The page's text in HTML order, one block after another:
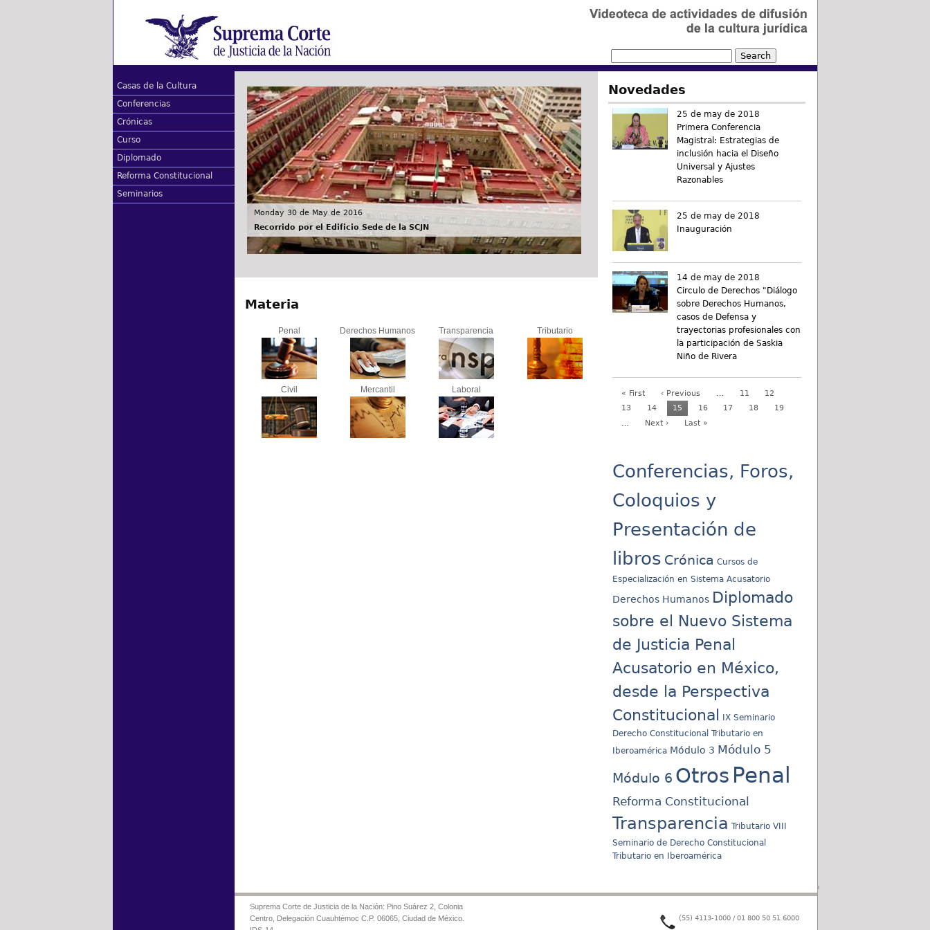
Casas de la Cultura
Conferencias
Crónicas
Curso
Diplomado
Reforma Constitucional
Seminarios
Recorrido por el Edificio Sede de la SCJN
Monday 30 de May de 2016
Materia
Penal Derechos Humanos Transparencia Tributario
Civil Mercantil Laboral
Novedades
25 de may de 2018
Primera Conferencia
Magistral: Estrategias de
inclusión hacia el Diseño
Universal y Ajustes
Razonables
25 de may de 2018
Inauguración
14 de may de 2018
Circulo de Derechos "Diálogo
sobre Derechos Humanos,
casos de Defensa y
trayectorias profesionales con
la participación de Saskia
Niño de Rivera
« First ‹ Previous … 11
12
13
14 15 16 17 18
19
…
Next › Last »
Conferencias, Foros,
Coloquios y
Presentación de
libros Crónica Cursos de
Especialización en Sistema Acusatorio
Derechos Humanos Diplomado
sobre el Nuevo Sistema
de Justicia Penal
Acusatorio en México,
desde la Perspectiva
Constitucional
IX Seminario
Derecho Constitucional Tributario en
Iberoamérica Módulo 3 Módulo 5
Módulo 6 Otros Penal
Reforma Constitucional
Transparencia Tributario VIII
Seminario de Derecho Constitucional
Tributario en Iberoamérica
Suprema Corte de Justicia de la Nación: Pino Suárez 2, Colonia
Centro, Delegación Cuauhtémoc C.P. 06065, Ciudad de México.
(55) 4113-1000 / 01 800 50 51 6000